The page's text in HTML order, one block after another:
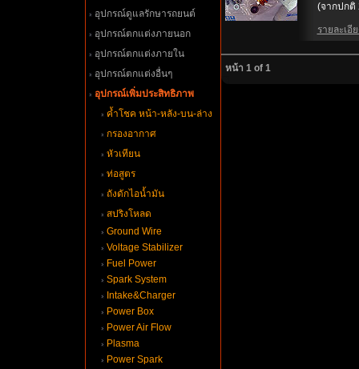
อุปกรณ์ดูแลรักษารถยนต์
อุปกรณ์ตกแต่งภายนอก
อุปกรณ์ตกแต่งภายใน
อุปกรณ์ตกแต่งอื่นๆ
อุปกรณ์เพิ่มประสิทธิภาพ
ค้ำโชค หน้า-หลัง-บน-ล่าง
กรองอากาศ
หัวเทียน
ท่อสูตร
ถังดักไอน้ำมัน
สปริงโหลด
Ground Wire
Voltage Stabilizer
Fuel Power
Spark System
Intake&Charger
Power Box
Power Air Flow
Plasma
Power Spark
(จากปกติ
รายละเอี
หน้า 1 of 1